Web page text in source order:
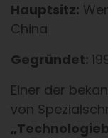
Hauptsitz:
China
Gegründet:
Einer der
von